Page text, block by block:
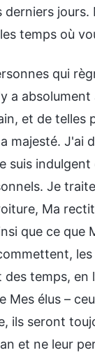
derniers
temps où
qui
a
et de telles
majesté. J'ai
suis
Je
Ma
que ce
temps, en
Mes élus –
ils seront
et ne leur